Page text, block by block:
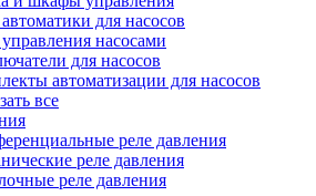
для насосов
насосами
для насосов
автоматизации для насосов
все
реле давления
реле давления
реле давления